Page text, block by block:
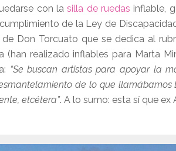
con lasilla de ruedas inflable,
de la Ley de
Don Torcuato que se dedica al
realizado inflables para Marta
“Se buscan artistas para apoyar la
de lo que llamábamos
etcétera”. A lo sumo: esta sí que ex